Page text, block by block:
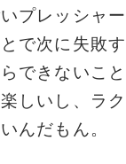
プレッシャー
で次に失敗す
できないこと
しいし、ラク
んだもん。